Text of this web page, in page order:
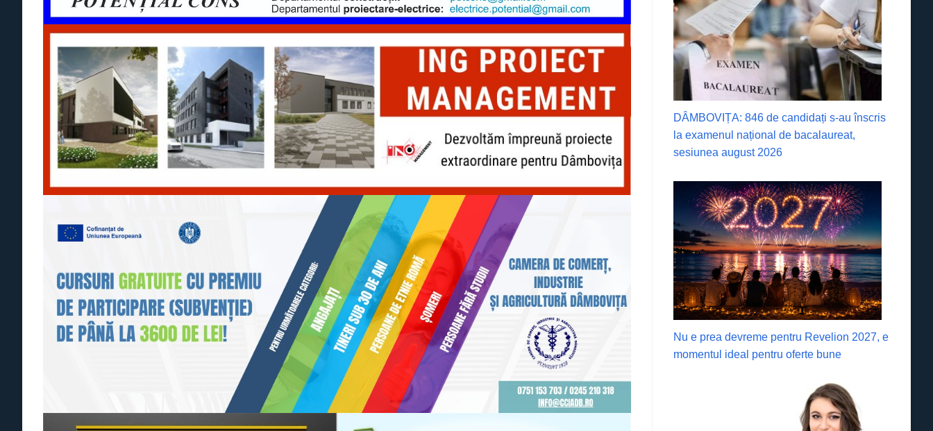
DÂMBOVIȚA: 846 de candidați s-au înscris
la examenul național de bacalaureat,
sesiunea august 2026
Nu e prea devreme pentru Revelion 2027, e
momentul ideal pentru oferte bune